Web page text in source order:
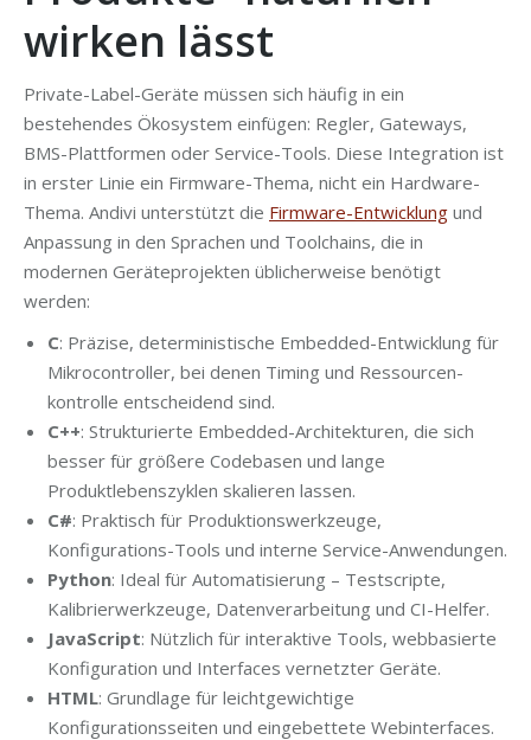
wirken lässt
Private-Label-Geräte müssen sich häufig in ein
bestehendes Ökosystem einfügen: Regler, Gateways,
BMS-Plattformen oder Service-Tools. Diese Integration ist
in erster Linie ein Firmware-Thema, nicht ein Hardware-
Thema. Andivi unterstützt die Firmware-Entwicklung und
Anpassung in den Sprachen und Toolchains, die in
modernen Geräteprojekten üblicherweise benötigt
werden:
C: Präzise, deterministische Embedded-Entwicklung für
Mikrocontroller, bei denen Timing und Ressourcen­
kontrolle entscheidend sind.
C++: Strukturierte Embedded-Architekturen, die sich
besser für größere Codebasen und lange
Produktlebenszyklen skalieren lassen.
C#: Praktisch für Produktionswerkzeuge,
Konfigurations-Tools und interne Service-Anwendungen.
Python: Ideal für Automatisierung – Testscripte,
Kalibrierwerkzeuge, Datenverarbeitung und CI-Helfer.
JavaScript: Nützlich für interaktive Tools, webbasierte
Konfiguration und Interfaces vernetzter Geräte.
HTML: Grundlage für leichtgewichtige
Konfigurationsseiten und eingebettete Webinterfaces.